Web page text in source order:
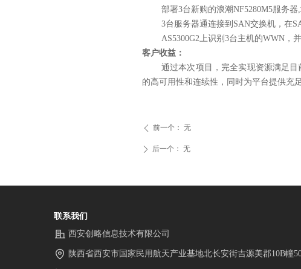
部署3台新购的浪潮NF5280M5服务器
3台服务器通连接到SAN交换机，在
AS5300G2上识别3台主机的WWN，
客户收益：
通过本次项目，完全实现资源满足目
的高可用性和连续性，同时为平台提供充
ꄴ 前一个： 无
ꄲ 后一个： 无
西安创略信息技术有限公司
陕西省西安市国家民用航天产业基地北长安街吉源美郡10B幢
联系我们